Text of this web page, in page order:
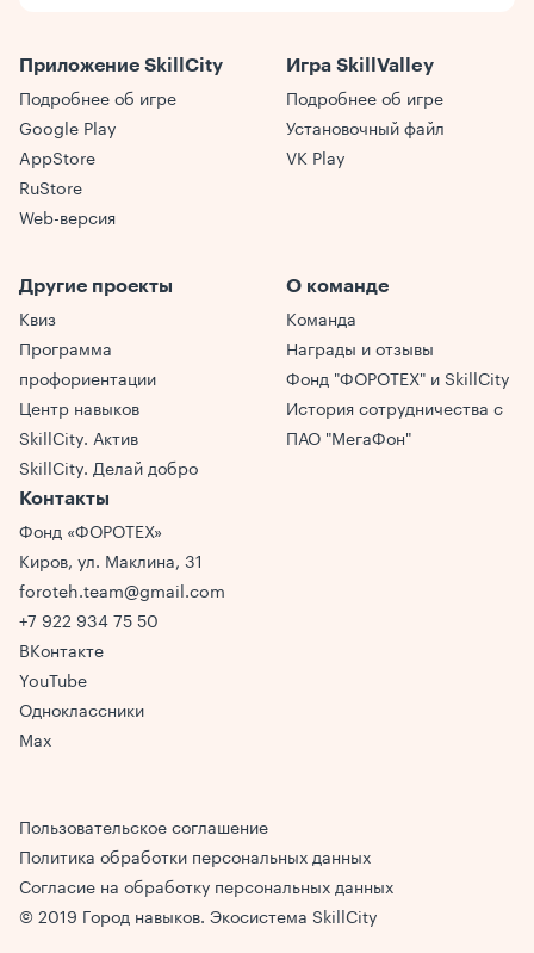
Приложение SkillCity
Подробнее об игре
Google Play
AppStore
RuStore
Web-версия
Игра SkillValley
Подробнее об игре
Установочный файл
VK Play
Другие проекты
Квиз
Программа
профориентации
Центр навыков
SkillCity. Актив
SkillCity. Делай добро
О команде
Команда
Награды и отзывы
Фонд "ФОРОТЕХ" и SkillCity
История сотрудничества с
ПАО "МегаФон"
Контакты
Фонд «ФОРОТЕХ»
Киров, ул. Маклина, 31
foroteh.team@gmail.com
+7 922 934 75 50
ВКонтакте
YouTube
Одноклассники
Max
© 2019 Город навыков. Экосиcтема SkillCity
Пользовательское соглашение
Политика обработки персональных данных
Согласие на обработку персональных данных